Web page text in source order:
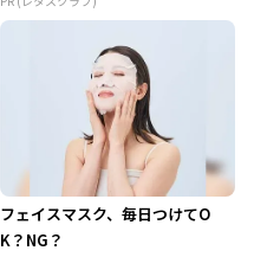
フェイスマスク、毎日つけてO
K？NG？